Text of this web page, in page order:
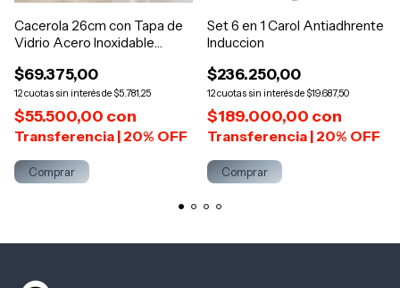
Cacerola 26cm con Tapa de
Vidrio Acero Inoxidable
$69.375,00
12 $5.781,25
$55.500,00 con
Comprar
Set 6 en 1 Carol Antiadhrente
Induccion
$236.250,00
12 $19.687,50
$189.000,00 con